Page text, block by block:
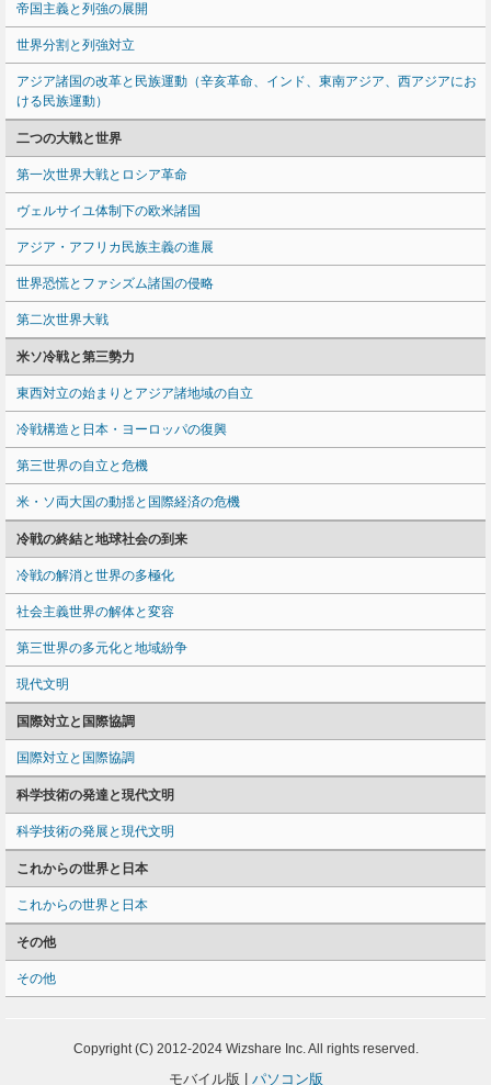
帝国主義と列強の展開
世界分割と列強対立
アジア諸国の改革と民族運動（辛亥革命、インド、東南アジア、西アジアにお
ける民族運動）
二つの大戦と世界
第一次世界大戦とロシア革命
ヴェルサイユ体制下の欧米諸国
アジア・アフリカ民族主義の進展
世界恐慌とファシズム諸国の侵略
第二次世界大戦
米ソ冷戦と第三勢力
東西対立の始まりとアジア諸地域の自立
冷戦構造と日本・ヨーロッパの復興
第三世界の自立と危機
米・ソ両大国の動揺と国際経済の危機
冷戦の終結と地球社会の到来
冷戦の解消と世界の多極化
社会主義世界の解体と変容
第三世界の多元化と地域紛争
現代文明
国際対立と国際協調
国際対立と国際協調
科学技術の発達と現代文明
科学技術の発展と現代文明
これからの世界と日本
これからの世界と日本
その他
その他
Copyright (C) 2012-2024 Wizshare Inc. All rights reserved.
モバイル版 | パソコン版